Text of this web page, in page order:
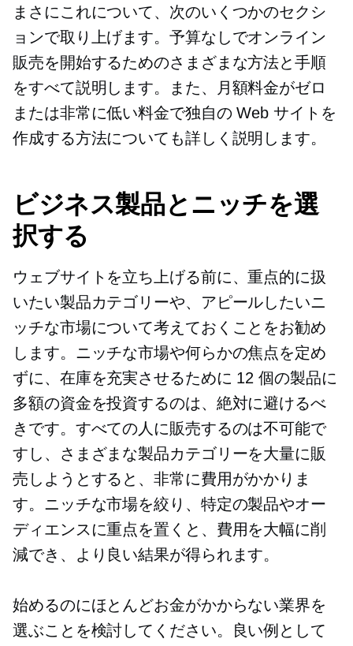
まさにこれについて、次のいくつかのセクシ
ョンで取り上げます。予算なしでオンライン
販売を開始するためのさまざまな方法と手順
をすべて説明します。また、月額料金がゼロ
または非常に低い料金で独自の Web サイトを
作成する方法についても詳しく説明します。
ビジネス製品とニッチを選
択する
ウェブサイトを立ち上げる前に、重点的に扱
いたい製品カテゴリーや、アピールしたいニ
ッチな市場について考えておくことをお勧め
します。ニッチな市場や何らかの焦点を定め
ずに、在庫を充実させるために 12 個の製品に
多額の資金を投資するのは、絶対に避けるべ
きです。すべての人に販売するのは不可能で
すし、さまざまな製品カテゴリーを大量に販
売しようとすると、非常に費用がかかりま
す。ニッチな市場を絞り、特定の製品やオー
ディエンスに重点を置くと、費用を大幅に削
減でき、より良い結果が得られます。
始めるのにほとんどお金がかからない業界を
選ぶことを検討してください。良い例として